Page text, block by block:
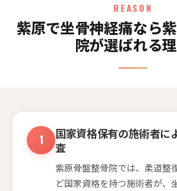
REASON
紫原で坐骨神経痛なら
院が選ばれる
国家資格保有の施術者に
査
紫原骨盤整骨院では、柔道整
ど国家資格を持つ施術者が、